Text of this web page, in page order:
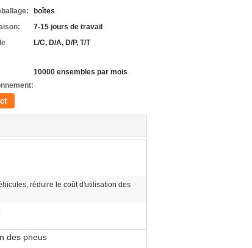
boîtes
7-15 jours de travail
L/C, D/A, D/P, T/T
10000 ensembles par mois
réduire le coût d'utilisation des
des pneus